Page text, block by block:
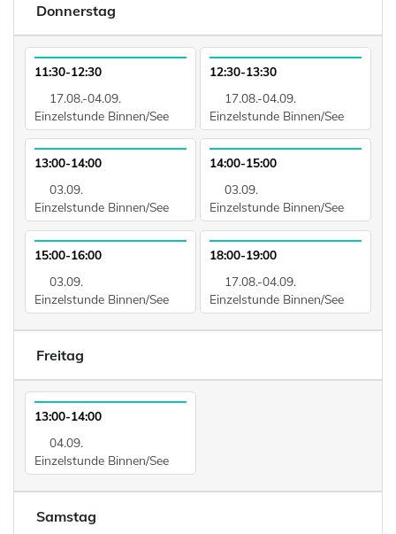
Donnerstag
11:30-12:30
17.08.-04.09.
Einzelstunde Binnen/See
12:30-13:30
17.08.-04.09.
Einzelstunde Binnen/See
13:00-14:00
03.09.
Einzelstunde Binnen/See
14:00-15:00
03.09.
Einzelstunde Binnen/See
15:00-16:00
03.09.
Einzelstunde Binnen/See
18:00-19:00
17.08.-04.09.
Einzelstunde Binnen/See
Freitag
13:00-14:00
04.09.
Einzelstunde Binnen/See
Samstag